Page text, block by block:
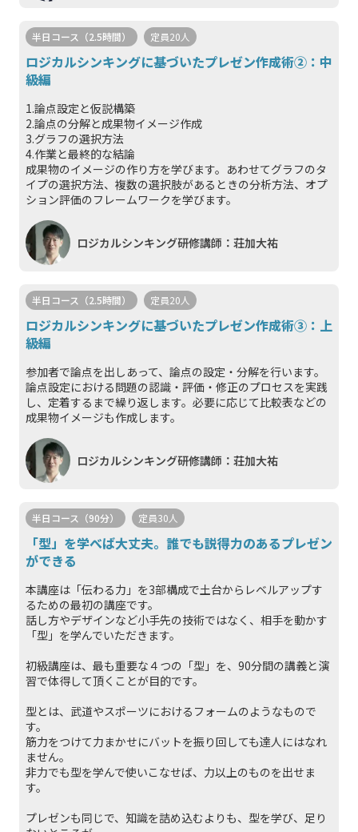
半日コース（2.5時間） 定員20人
ロジカルシンキングに基づいたプレゼン作成術②：中
級編
1.論点設定と仮説構築
2.論点の分解と成果物イメージ作成
3.グラフの選択方法
4.作業と最終的な結論
成果物のイメージの作り方を学びます。あわせてグラフのタ
イプの選択方法、複数の選択肢があるときの分析方法、オプ
ション評価のフレームワークを学びます。
ロジカルシンキング研修講師：荘加大祐
半日コース（2.5時間） 定員20人
ロジカルシンキングに基づいたプレゼン作成術③：上
級編
参加者で論点を出しあって、論点の設定・分解を行います。
論点設定における問題の認識・評価・修正のプロセスを実践
し、定着するまで繰り返します。必要に応じて比較表などの
成果物イメージも作成します。
ロジカルシンキング研修講師：荘加大祐
半日コース（90分） 定員30人
「型」を学べば大丈夫。誰でも説得力のあるプレゼン
ができる
本講座は「伝わる力」を3部構成で土台からレベルアップす
るための最初の講座です。
話し方やデザインなど小手先の技術ではなく、相手を動かす
「型」を学んでいただきます。
初級講座は、最も重要な４つの「型」を、90分間の講義と演
習で体得して頂くことが目的です。
型とは、武道やスポーツにおけるフォームのようなもので
す。
筋力をつけて力まかせにバットを振り回しても達人にはなれ
ません。
非力でも型を学んで使いこなせば、力以上のものを出せま
す。
プレゼンも同じで、知識を詰め込むよりも、型を学び、足り